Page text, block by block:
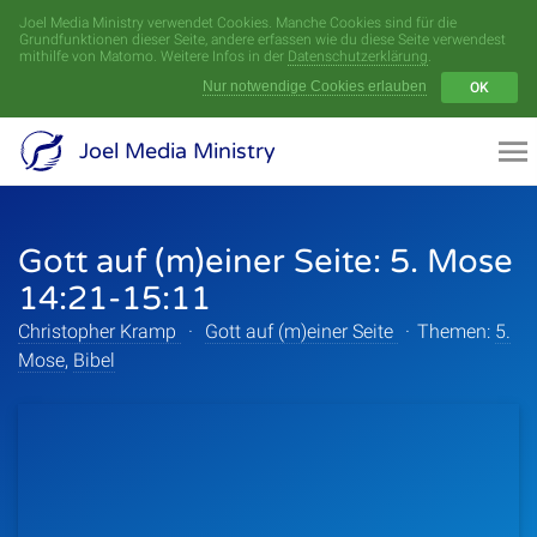
Joel Media Ministry verwendet Cookies. Manche Cookies sind für die
Grundfunktionen dieser Seite, andere erfassen wie du diese Seite verwendest
mithilfe von Matomo. Weitere Infos in der Datenschutzerklärung.
Nur notwendige Cookies erlauben
OK
Joel Media Ministry
Gott auf (m)einer Seite: 5. Mose
14:21-15:11
Christopher Kramp · Gott auf (m)einer Seite · Themen: 5.
Mose, Bibel
Menü
Videoarchiv
Serien